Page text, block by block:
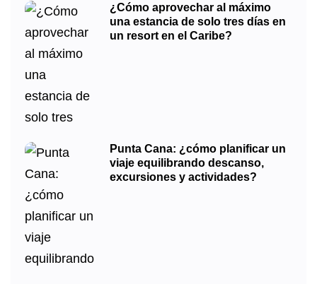
¿Cómo aprovechar al máximo
una estancia de solo tres días en
un resort en el Caribe?
Punta Cana: ¿cómo planificar un
viaje equilibrando descanso,
excursiones y actividades?